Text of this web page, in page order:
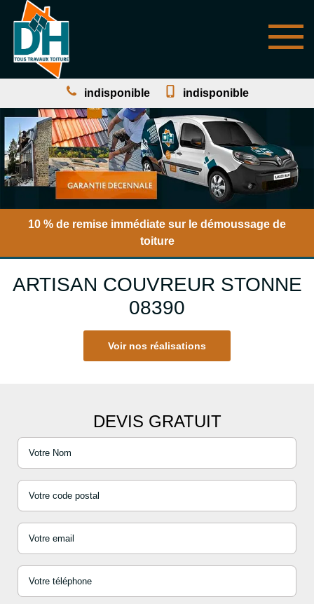
indisponible indisponible
10 % de remise immédiate sur le démoussage de
toiture
ARTISAN COUVREUR STONNE
08390
Voir nos réalisations
DEVIS GRATUIT